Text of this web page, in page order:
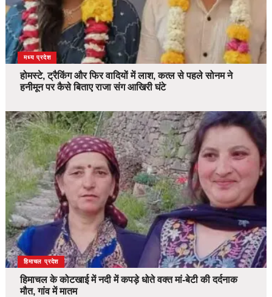
देश
मध्य प्रदेश
होमस्टे, ट्रैकिंग और फिर वादियों में लाश, कत्ल से पहले सोनम ने
हनीमून पर कैसे बिताए राजा संग आखिरी घंटे
देश
हिमाचल प्रदेश
हिमाचल के कोटखाई में नदी में कपड़े धोते वक्त मां-बेटी की दर्दनाक
मौत, गांव में मातम